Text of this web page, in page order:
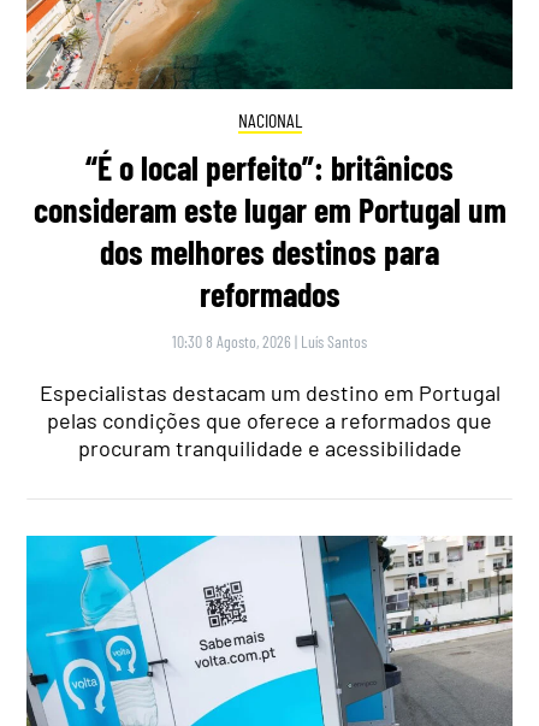
NACIONAL
“É o local perfeito”: britânicos
consideram este lugar em Portugal um
dos melhores destinos para
reformados
10:30 8 Agosto, 2026 | Luís Santos
Especialistas destacam um destino em Portugal
pelas condições que oferece a reformados que
procuram tranquilidade e acessibilidade